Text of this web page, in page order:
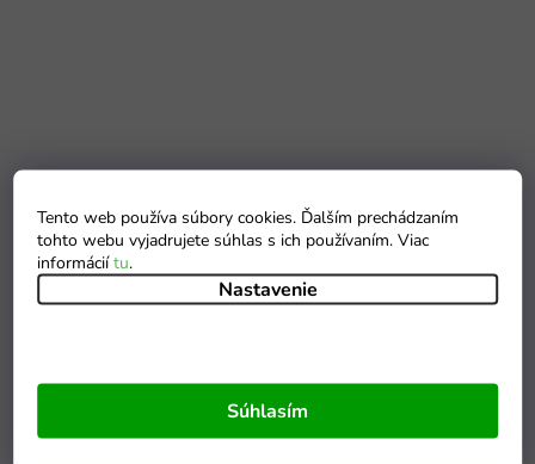
Tento web používa súbory cookies. Ďalším prechádzaním
tohto webu vyjadrujete súhlas s ich používaním. Viac
informáciítu.
Nastavenie
Súhlasím